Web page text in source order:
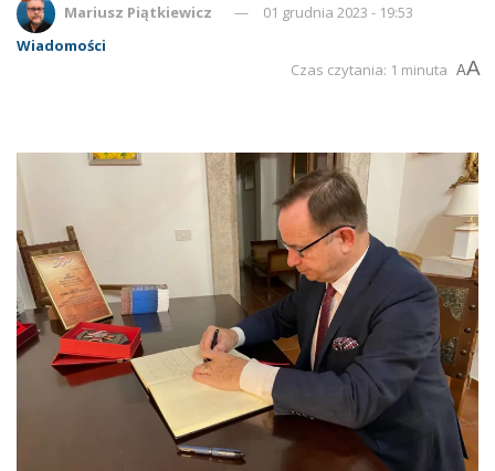
Mariusz Piątkiewicz
01 grudnia 2023 - 19:53
Wiadomości
Czas czytania: 1 minuta AA